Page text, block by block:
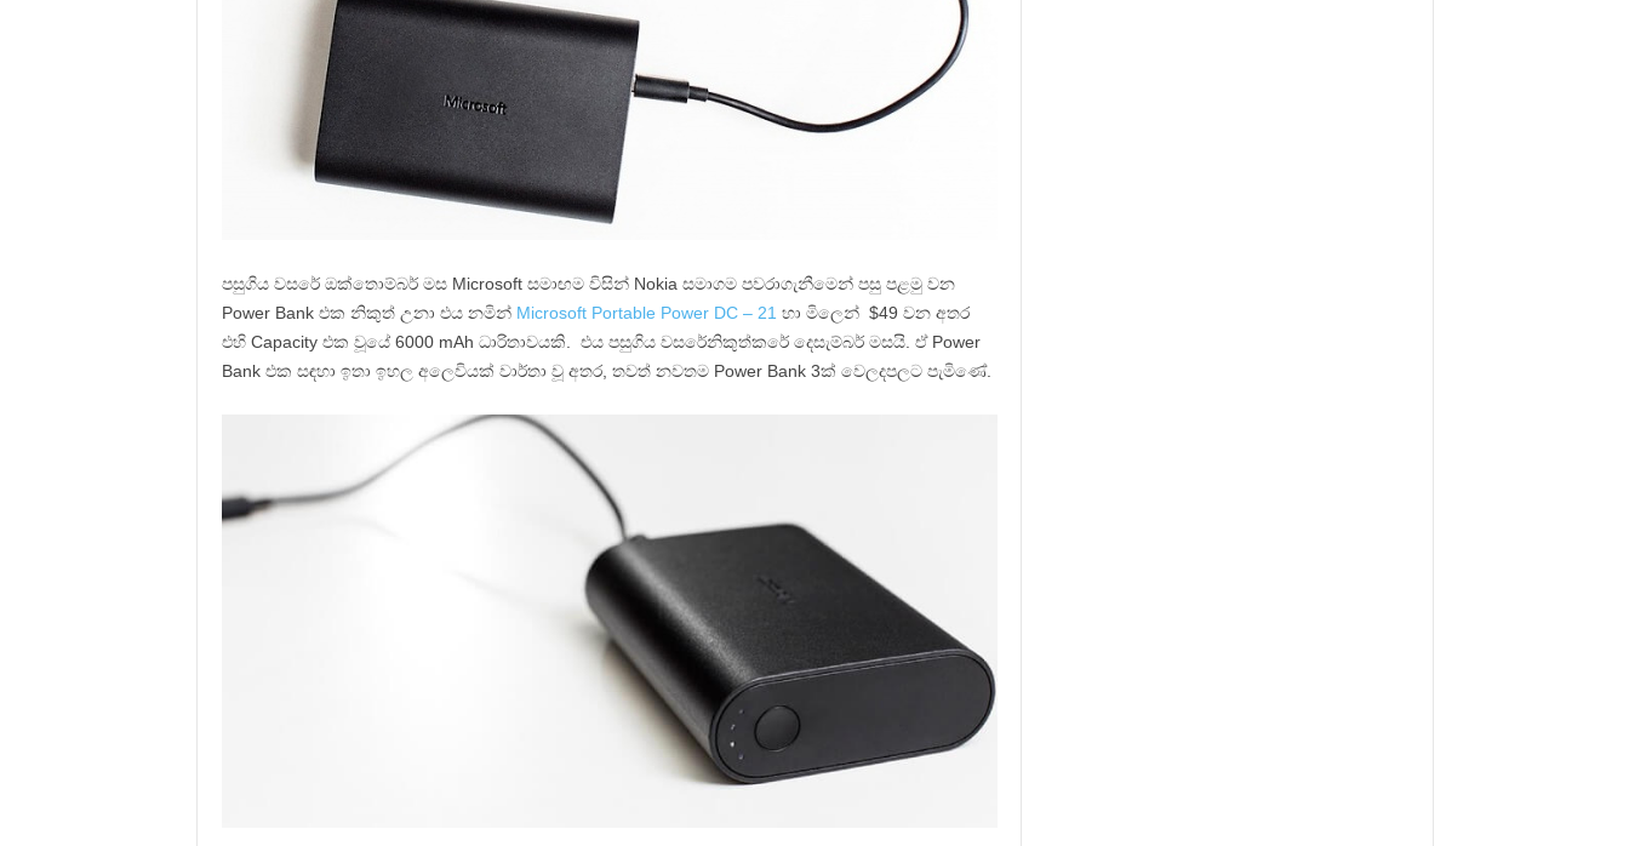
පසුගිය වසරේ ඔක්තොම්බර් මස Microsoft සමාඟම විසින් Nokia සමාගම පවරාගැනීමෙන් පසු පළමු වන
Power Bank එක නිකුත් උනා එය නමින් Microsoft Portable Power DC – 21 හා මිලෙන් $49 වන අතර
එහි Capacity එක වූයේ 6000 mAh ධාරිතාවයකි. එය පසුගිය වසරේනිකුත්කරේ දෙසැම්බර් මසයි. ඒ Power
Bank එක සඳහා ඉතා ඉහල අලෙවියක් වාර්තා වූ අතර, තවත් නවතම Power Bank 3ක් වෙලදපලට පැමිණේ.